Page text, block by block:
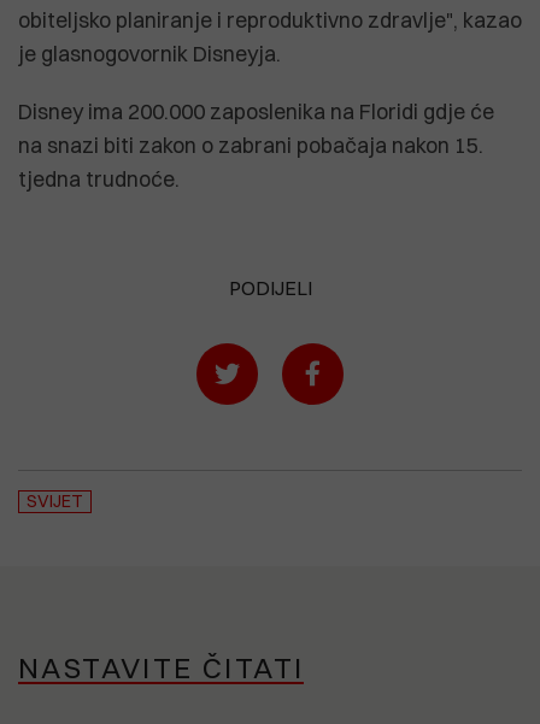
obiteljsko planiranje i reproduktivno zdravlje", kazao
je glasnogovornik Disneyja.
Disney ima 200.000 zaposlenika na Floridi gdje će
na snazi biti zakon o zabrani pobačaja nakon 15.
tjedna trudnoće.
PODIJELI
SVIJET
NASTAVITE ČITATI